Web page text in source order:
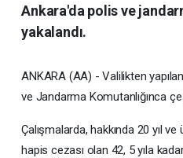
Ankara'da polis ve
yakalandı.
ANKARA (AA) - Valilikten
ve Jandarma Komutanlığınca
Çalışmalarda, hakkında 20 yıl
hapis cezası olan 42, 5 yıla